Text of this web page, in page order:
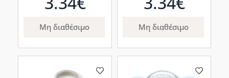
Μη διαθέσιμο Μη διαθέσιμο